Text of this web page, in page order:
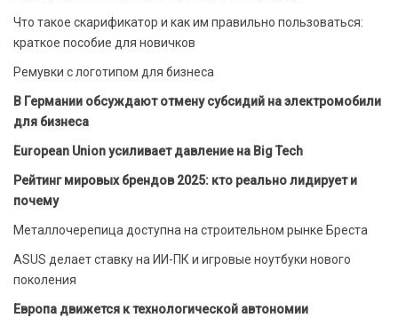
Что такое скарификатор и как им правильно пользоваться:
краткое пособие для новичков
Ремувки с логотипом для бизнеса
В Германии обсуждают отмену субсидий на электромобили
для бизнеса
European Union усиливает давление на Big Tech
Рейтинг мировых брендов 2025: кто реально лидирует и
почему
Металлочерепица доступна на строительном рынке Бреста
ASUS делает ставку на ИИ-ПК и игровые ноутбуки нового
поколения
Европа движется к технологической автономии